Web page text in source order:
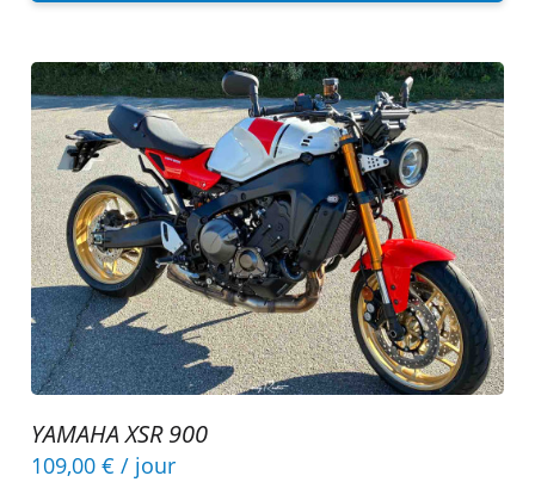
YAMAHA XSR 900
109,00 € / jour